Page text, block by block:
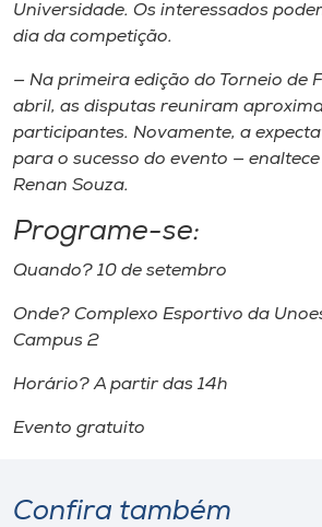
Selecione
o idioma
Universidade. Os interessados
dia da competição.
— Na primeira edição do Torneio de
abril, as disputas reuniram
participantes. Novamente, a
para o sucesso do evento —
Renan Souza.
Programe-se:
Quando? 10 de setembro
Onde? Complexo Esportivo da
Campus 2
Horário? A partir das 14h
Evento gratuito
Confira também